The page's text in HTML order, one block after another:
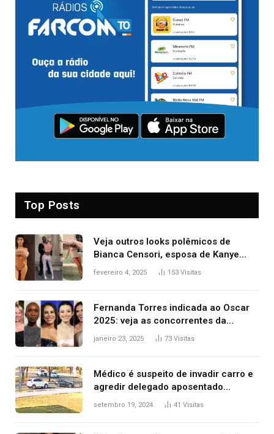
Top Posts
Veja outros looks polêmicos de
Bianca Censori, esposa de Kanye
West que apareceu nua no Grammy
fevereiro 4, 2025 153 Visitas
Fernanda Torres indicada ao Oscar
2025: veja as concorrentes da
brasileira a melhor atriz
janeiro 23, 2025 73 Visitas
Médico é suspeito de invadir carro e
agredir delegado aposentado
durante confusão no trânsito
setembro 19, 2024 41 Visitas